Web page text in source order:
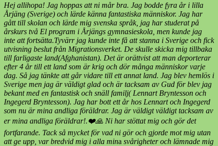
Hej allihopa! Jag hoppas att ni mår bra. Jag bodde fyra år i lilla
Årjäng (Sverige) och lärde känna fantastiska människor. Jag har
gått till skolan och lärde mig svenska språk, jag har studerat på
årskurs två El program i Årjängs gymnasieskola, men kunde jag
inte att fortsätta.Tyvärr jag kunde inte få att stanna i Sverige och fick
utvisning beslut från Migrationsverket. De skulle skicka mig tillbaka
till farligaste land(Afghanistan). Det är orättvist att man deporterar
efter 4 år till ett land som är krig och dör många människor varje
dag. Så jag tänkte att går vidare till ett annat land. Jag blev hemlös i
Sverige men jag är väldigt glad och är tacksam av Gud för blev jag
bekant med en fantastisk och snäll familj( Lennart Bryntesson och
Ingegerd Bryntesson). Jag har bott ett år hos Lennart och Ingegerd
som nu är mina andliga föräldrar. Jag är väldigt väldigt tacksam av
er mina andliga föräldrar!.❤️🙏 Ni har stöttat mig och gör det
fortfarande. Tack så mycket för vad ni gör och gjorde mot mig utan
att ge upp, var bredvid mig i alla mina svårigheter och lämnade mig